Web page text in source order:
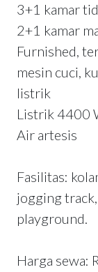
3+1 kamar
2+1 kamar
Furnished,
mesin cuci,
listrik
Listrik 4400
Air artesis
Fasilitas:
jogging
playground.
Harga sewa: